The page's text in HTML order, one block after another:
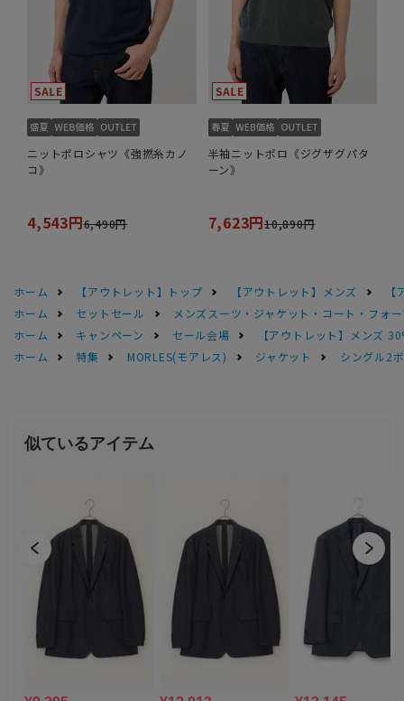
ニットポロシャツ《強撚糸カノ
コ》
4,543円6,490円
半袖ニットポロ《ジグザグパタ
ーン》
7,623円10,890円
ホーム 【アウトレット】トップ 【アウトレット】メンズ
ホーム
セットセール
メンズスーツ・ジャケット・コート・フォ
ホーム
キャンペーン セール会場
【アウトレット】メンズ
ホーム
特集 MORLES(モアレス) ジャケット シングル2